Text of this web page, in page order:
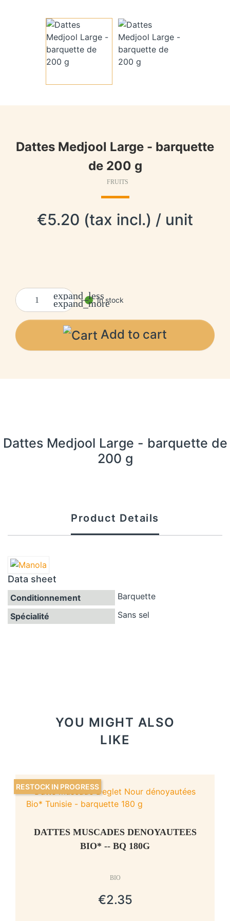
Dattes Medjool Large - barquette
de 200 g
FRUITS
€5.20 (tax incl.) / unit
expand_less
expand_moreIn stock
Add to cart
Dattes Medjool Large - barquette de
200 g
Product Details
Data sheet
Conditionnement
Barquette
Spécialité
Sans sel
YOU MIGHT ALSO
LIKE
DATTES MUSCADES DENOYAUTEES
BIO* -- BQ 180G
BIO
€2.35
RESTOCK IN PROGRESS